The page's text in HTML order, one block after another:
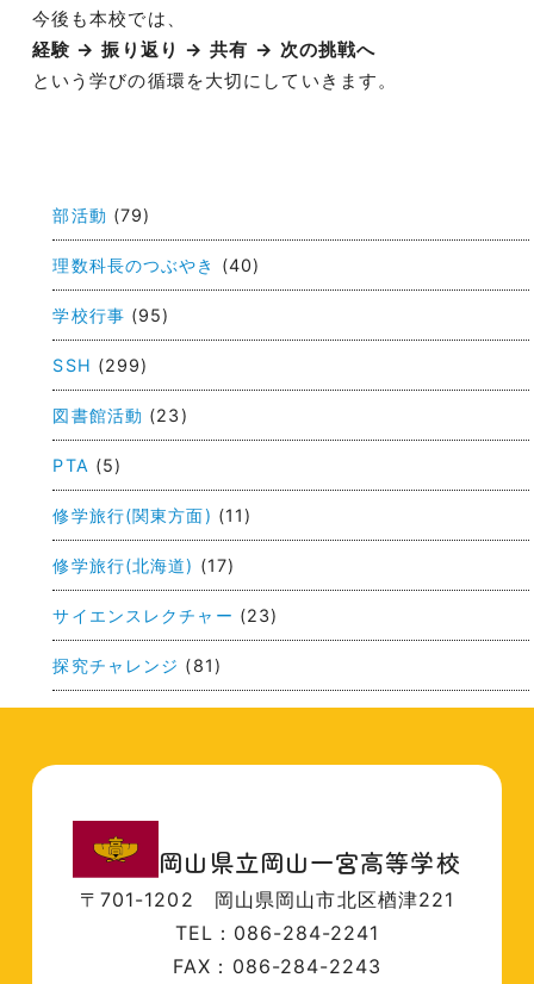
今後も本校では、
経験 → 振り返り → 共有 → 次の挑戦へ
という学びの循環を大切にしていきます。
ナ
ビ
ゲ
ー
シ
ョ
ン
部活動 (79)
理数科長のつぶやき (40)
学校行事 (95)
SSH (299)
図書館活動 (23)
PTA (5)
修学旅行(関東方面) (11)
修学旅行(北海道) (17)
サイエンスレクチャー (23)
探究チャレンジ (81)
岡山県立岡山一宮高等学校
〒701-1202 岡山県岡山市北区楢津221
TEL：086-284-2241
FAX：086-284-2243